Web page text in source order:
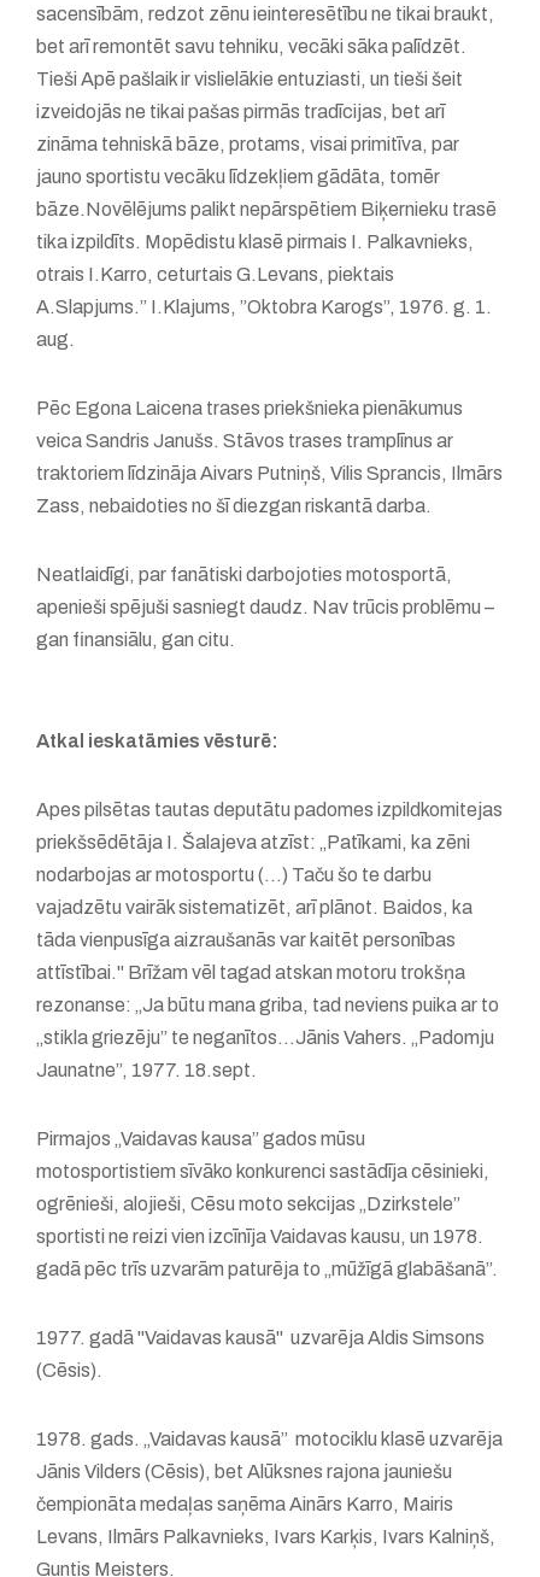
sacensībām, redzot zēnu ieinteresētību ne tikai braukt,
bet arī remontēt savu tehniku, vecāki sāka palīdzēt.
Tieši Apē pašlaik ir vislielākie entuziasti, un tieši šeit
izveidojās ne tikai pašas pirmās tradīcijas, bet arī
zināma tehniskā bāze, protams, visai primitīva, par
jauno sportistu vecāku līdzekļiem gādāta, tomēr
bāze.Novēlējums palikt nepārspētiem Biķernieku trasē
tika izpildīts. Mopēdistu klasē pirmais I. Palkavnieks,
otrais I.Karro, ceturtais G.Levans, piektais
A.Slapjums.” I.Klajums, ”Oktobra Karogs”, 1976. g. 1.
aug.
Pēc Egona Laicena trases priekšnieka pienākumus
veica Sandris Janušs. Stāvos trases tramplīnus ar
traktoriem līdzināja Aivars Putniņš, Vilis Sprancis, Ilmārs
Zass, nebaidoties no šī diezgan riskantā darba.
Neatlaidīgi, par fanātiski darbojoties motosportā,
apenieši spējuši sasniegt daudz. Nav trūcis problēmu –
gan finansiālu, gan citu.
Atkal ieskatāmies vēsturē:
Apes pilsētas tautas deputātu padomes izpildkomitejas
priekšsēdētāja I. Šalajeva atzīst: „Patīkami, ka zēni
nodarbojas ar motosportu (...) Taču šo te darbu
vajadzētu vairāk sistematizēt, arī plānot. Baidos, ka
tāda vienpusīga aizraušanās var kaitēt personības
attīstībai." Brīžam vēl tagad atskan motoru trokšņa
rezonanse: „Ja būtu mana griba, tad neviens puika ar to
„stikla griezēju” te neganītos...Jānis Vahers. „Padomju
Jaunatne”, 1977. 18.sept.
Pirmajos „Vaidavas kausa” gados mūsu
motosportistiem sīvāko konkurenci sastādīja cēsinieki,
ogrēnieši, alojieši, Cēsu moto sekcijas „Dzirkstele”
sportisti ne reizi vien izcīnīja Vaidavas kausu, un 1978.
gadā pēc trīs uzvarām paturēja to „mūžīgā glabāšanā”.
1977. gadā "Vaidavas kausā" uzvarēja Aldis Simsons
(Cēsis).
1978. gads. „Vaidavas kausā” motociklu klasē uzvarēja
Jānis Vilders (Cēsis), bet Alūksnes rajona jauniešu
čempionāta medaļas saņēma Ainārs Karro, Mairis
Levans, Ilmārs Palkavnieks, Ivars Karķis, Ivars Kalniņš,
Guntis Meisters.